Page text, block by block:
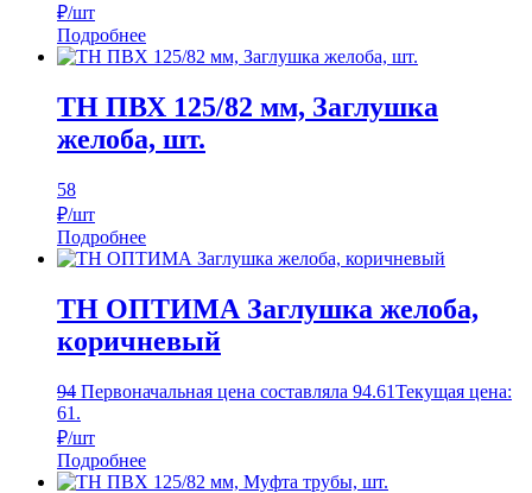
₽/шт
Подробнее
ТН ПВХ 125/82 мм, Заглушка
желоба, шт.
58
₽/шт
Подробнее
ТН ОПТИМА Заглушка желоба,
коричневый
94 Первоначальная цена составляла 94.61Текущая цена:
61.
₽/шт
Подробнее